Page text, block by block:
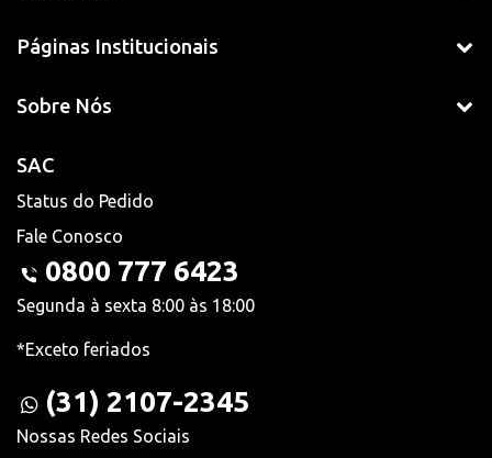
Páginas Institucionais
Sobre Nós
SAC
Status do Pedido
Fale Conosco
0800 777 6423
Segunda à sexta 8:00 às 18:00
*Exceto feriados
(31) 2107-2345
Nossas Redes Sociais